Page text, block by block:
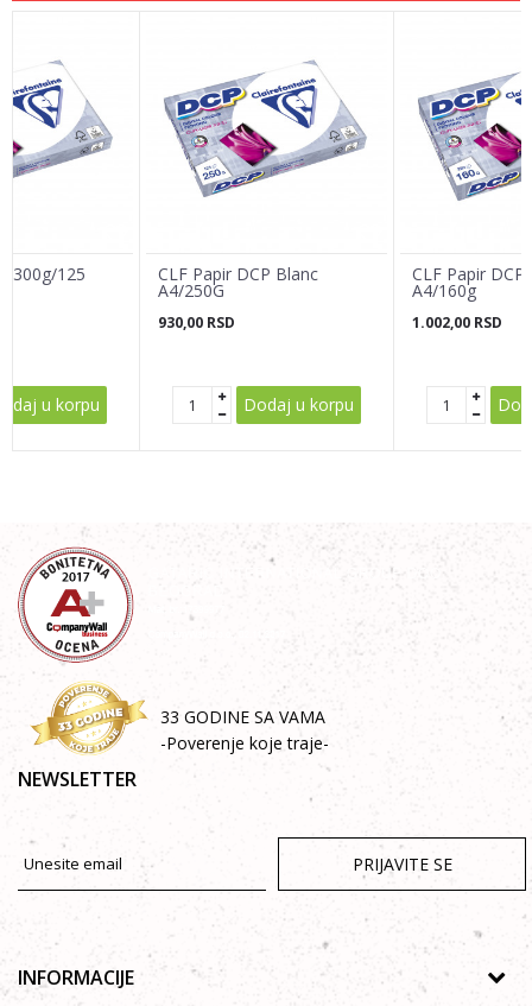
Email adresa
POŠALJI
300g/125
u korpu
CLF Papir DCP Blanc
A4/250G
930,00 RSD
Dodaj u korpu
CLF Papir DCP
A4/160g
1.002,00 RSD
33 GODINE SA VAMA
-Poverenje koje traje-
NEWSLETTER
PRIJAVITE SE
INFORMACIJE